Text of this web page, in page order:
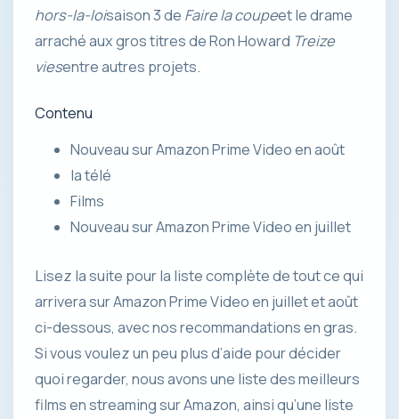
hors-la-loisaison 3 de Faire la coupeet le drame
arraché aux gros titres de Ron Howard Treize
viesentre autres projets.
Contenu
Nouveau sur Amazon Prime Video en août
la télé
Films
Nouveau sur Amazon Prime Video en juillet
Lisez la suite pour la liste complète de tout ce qui
arrivera sur Amazon Prime Video en juillet et août
ci-dessous, avec nos recommandations en gras.
Si vous voulez un peu plus d’aide pour décider
quoi regarder, nous avons une liste des meilleurs
films en streaming sur Amazon, ainsi qu’une liste